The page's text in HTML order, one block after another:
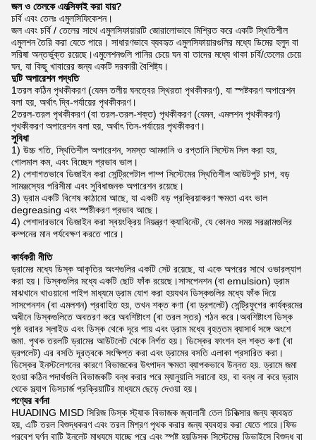
জল ও তেলকে এমল্সিফাই করা যায়?
চর্বি এবং তেলঃ এমুলসিফিকেশন।
জল এবং চর্বি / তেলের সাথে এমুলসিফায়ারটি জোরালোভাবে মিশ্রিত করে একটি স্থিতিশীল
এমুলশন তৈরি করা যেতে পারে। সাধারণভাবে ব্যবহৃত এমুলসিফায়ারগুলির মধ্যে ডিমের হলুদ বা
সরিষা অন্তর্ভুক্ত রয়েছে।এমুলেশনগুলি পানির চেয়ে ঘন বা তাদের মধ্যে থাকা চর্বি/তেলের চেয়ে
ঘন, যা কিছু খাবারের জন্য একটি দরকারী বৈশিষ্ট্য।
দুটি অপারেশন পদ্ধতি
1তরল কঠিন পৃথকীকরণ (যেমন তলীয় ঘনত্বের স্থিরতা পৃথকীকরণ), যা স্পষ্টকরণ অপারেশন
বলা হয়, অর্থাৎ দ্বি-পর্যায়ের পৃথকীকরণ।
2তরল-তরল পৃথকীকরণ (বা তরল-তরল-শক্ত) পৃথকীকরণ (যেমন, এমলশন পৃথকীকরণ)
পৃথকীকরণ অপারেশন বলা হয়, অর্থাৎ তিন-পর্যায়ের পৃথকীকরণ।
সুবিধা
1) উচ্চ গতি, স্থিতিশীল অপারেশন, সমস্ত আমদানি ও রপ্তানি সিস্টেম সিল করা হয়,
গোলমাল কম, এবং বিচ্ছেদ প্রভাব ভাল।
2) পেশাগতভাবে ডিজাইন করা সেন্ট্রিপেটাল পাম্প সিস্টেমের স্থিতিশীল আউটপুট চাপ, বড়
সামঞ্জস্যের পরিসীমা এবং সুবিধাজনক অপারেশন রয়েছে।
3) ড্রাম একটি বিশেষ কাঠামো আছে, যা একটি বড় প্রক্রিয়াকরণ ক্ষমতা এবং ভাল
degreasing এবং স্পষ্টীকরণ প্রভাব আছে।
4) পেশাদারভাবে ডিজাইন করা স্বয়ংক্রিয় নিয়ন্ত্রণ ক্যাবিনেট, যে কোনও সময় সরঞ্জামগুলির
কম্পনের মান পর্যবেক্ষণ করতে পারে।
কার্যকরী নীতি
ড্রামের মধ্যে ডিস্ক আকৃতির অংশগুলির একটি সেট রয়েছে, যা একে অপরের সাথে ওভারল্যাপ
করা হয়। ডিস্কগুলির মধ্যে একটি ছোট ফাঁক রয়েছে।সাসপেনশন (বা emulsion) ড্রাম
মাঝখানে খাওয়ানো পাইপ মাধ্যমে ড্রাম যোগ করা হয়যখন ডিস্কগুলির মধ্যে ফাঁক দিয়ে
সাসপেনশন (বা এমলশন) প্রবাহিত হয়, তখন শক্ত কণা (বা ড্রপলেট) সেন্ট্রিফুগের কার্যক্রমের
অধীনে ডিস্কগুলিতে অবতরণ করে অবশিষ্টাংশ (বা তরল স্তর) গঠন করে।অবশিষ্টাংশ ডিস্ক
পৃষ্ঠ বরাবর স্লাইড এবং ডিস্ক থেকে দূরে পায় এবং ড্রাম মধ্যে বৃহত্তম ব্যাসার্ধ সঙ্গে অংশে
জমা. পৃথক তরলটি ড্রামের আউটলেট থেকে নির্গত হয়। ডিস্কের ফাংশন হল শক্ত কণা (বা
ড্রপলেট) এর বসতি দূরত্বকে সংক্ষিপ্ত করা এবং ড্রামের বসতি এলাকা প্রসারিত করা।
ডিস্কের ইনস্টলেশনের কারণে বিভাজকের উৎপাদন ক্ষমতা ব্যাপকভাবে উন্নত হয়. ড্রামে জমা
হওয়া কঠিন পদার্থগুলি বিভাজকটি বন্ধ করার পরে ম্যানুয়ালি সরানো হয়, বা বন্ধ না করে ড্রাম
থেকে স্ল্যাগ ডিসচার্জ প্রক্রিয়াটির মাধ্যমে ছেড়ে দেওয়া হয়।
পণ্যের বর্ণনা
HUADING MISD সিরিজ ডিস্ক স্ট্যাক বিভাজক জ্বালানী তেল চিকিত্সার জন্য ব্যবহৃত
হয়, এটি তরল বিশুদ্ধকরণ এবং তরল মিশ্রণ পৃথক করার জন্য ব্যবহার করা যেতে পারে।ফিড
প্রবেশ ঘূর্ণন বাটি ইনলেট মাধ্যমে যাচ্ছে পরে এবং স্পষ্ট হয়ডিস্ক সিস্টেমের ডিভাইসে বিশুদ্ধ বা